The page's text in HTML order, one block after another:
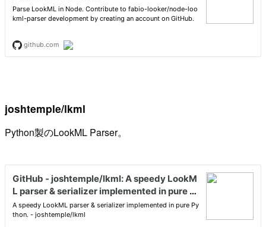
joshtemple/lkml
Python製のLookML Parser。